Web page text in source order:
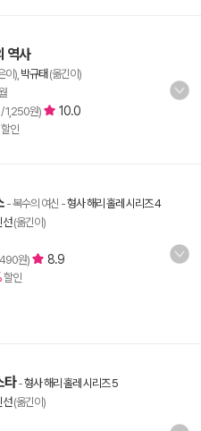
역사
이), 박규태 (옮긴이)
1,250원) 10.0
할인
- 복수의 여신 -형사 해리 홀레 시리즈 4
선(옮긴이)
원) 8.9
할인
타-형사 해리 홀레 시리즈 5
선(옮긴이)